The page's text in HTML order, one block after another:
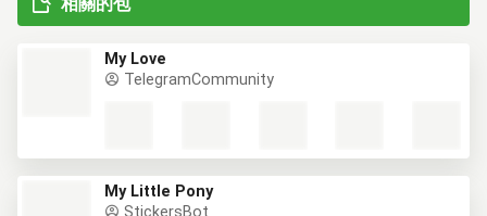
My Love
TelegramCommunity
My Little Pony
StickersBot